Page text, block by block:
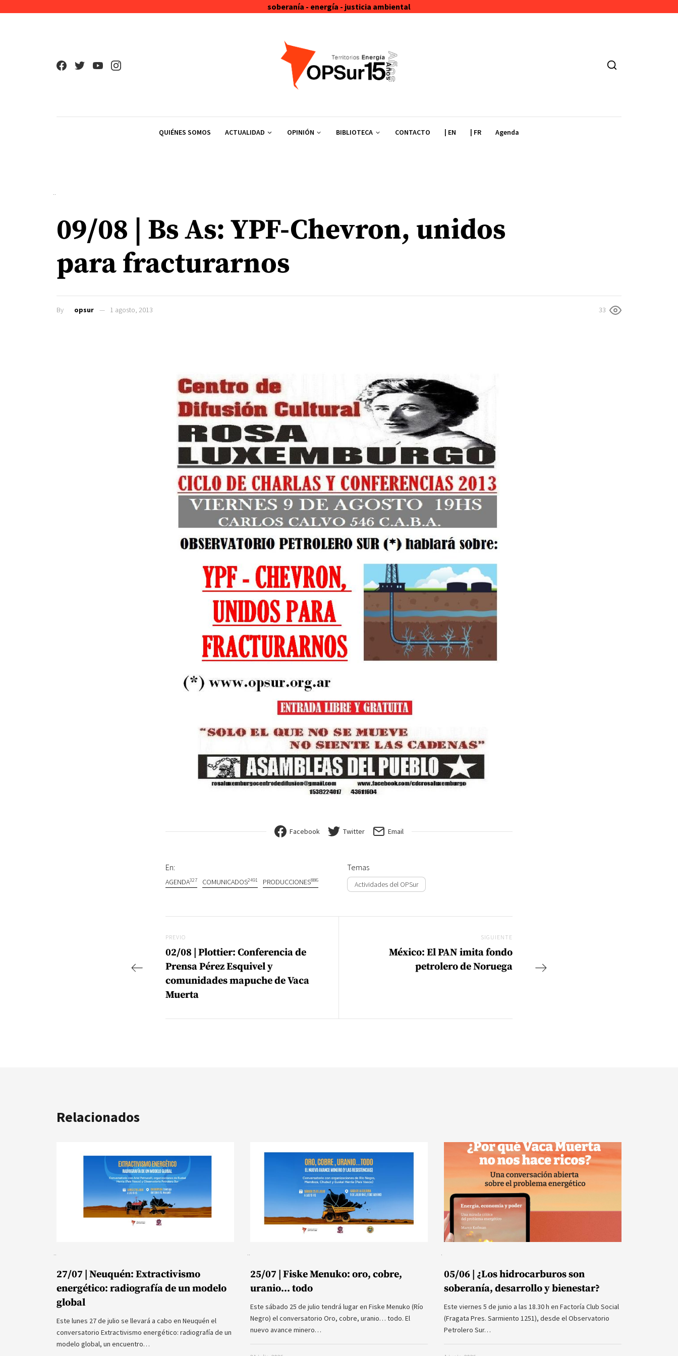
soberanía - energía - justicia ambiental
QUIÉNES SOMOS ACTUALIDAD OPINIÓN BIBLIOTECA CONTACTO | EN | FR Agenda
09/08 | Bs As: YPF-Chevron, unidos
para fracturarnos
By opsur 1 agosto, 2013 33
Facebook Twitter Email
En:
AGENDA327 COMUNICADOS2491 PRODUCCIONES886
Temas
Actividades del OPSur
Previo
PREVIO
02/08 | Plottier: Conferencia de
Prensa Pérez Esquivel y
comunidades mapuche de Vaca
Muerta
SIGUIENTE
México: El PAN imita fondo
petrolero de Noruega
Relacionados
27/07 | Neuquén: Extractivismo
energético: radiografía de un modelo
global
Este lunes 27 de julio se llevará a cabo en Neuquén el
conversatorio Extractivismo energético: radiografía de un
modelo global, un encuentro…
25/07 | Fiske Menuko: oro, cobre,
uranio… todo
Este sábado 25 de julio tendrá lugar en Fiske Menuko (Río
Negro) el conversatorio Oro, cobre, uranio… todo. El
nuevo avance minero…
05/06 | ¿Los hidrocarburos son
soberanía, desarrollo y bienestar?
Este viernes 5 de junio a las 18.30 h en Factoría Club Social
(Fragata Pres. Sarmiento 1251), desde el Observatorio
Petrolero Sur…